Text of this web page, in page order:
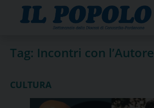
Tag: Incontri con l’Autore
CULTURA